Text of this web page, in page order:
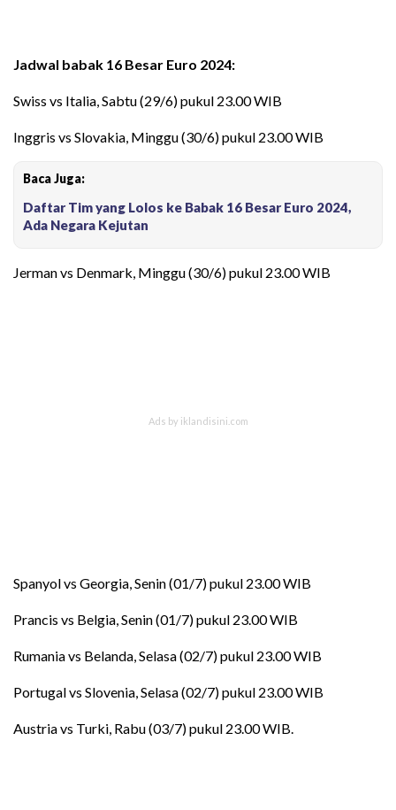
Jadwal babak 16 Besar Euro 2024:
Swiss vs Italia, Sabtu (29/6) pukul 23.00 WIB
Inggris vs Slovakia, Minggu (30/6) pukul 23.00 WIB
Baca Juga:
Daftar Tim yang Lolos ke Babak 16 Besar Euro 2024,
Ada Negara Kejutan
Jerman vs Denmark, Minggu (30/6) pukul 23.00 WIB
Spanyol vs Georgia, Senin (01/7) pukul 23.00 WIB
Prancis vs Belgia, Senin (01/7) pukul 23.00 WIB
Rumania vs Belanda, Selasa (02/7) pukul 23.00 WIB
Portugal vs Slovenia, Selasa (02/7) pukul 23.00 WIB
Austria vs Turki, Rabu (03/7) pukul 23.00 WIB.